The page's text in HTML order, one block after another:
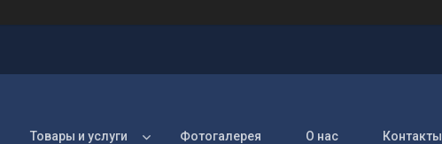
Товары и услуги Фотогалерея О нас Контакты